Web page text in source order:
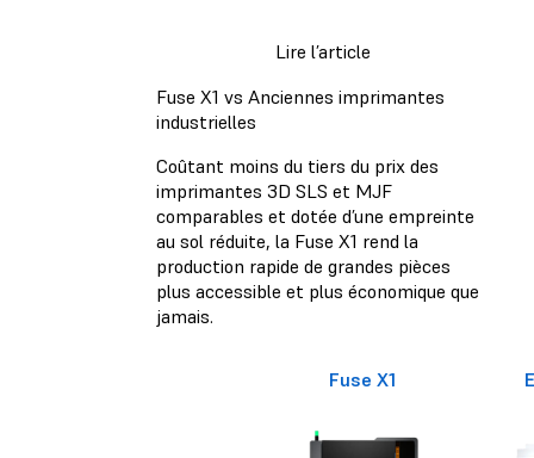
Lire l’article
Fuse X1 vs Anciennes imprimantes
industrielles
Coûtant moins du tiers du prix des
imprimantes 3D SLS et MJF
comparables et dotée d’une empreinte
au sol réduite, la Fuse X1 rend la
production rapide de grandes pièces
plus accessible et plus économique que
jamais.
Fuse X1